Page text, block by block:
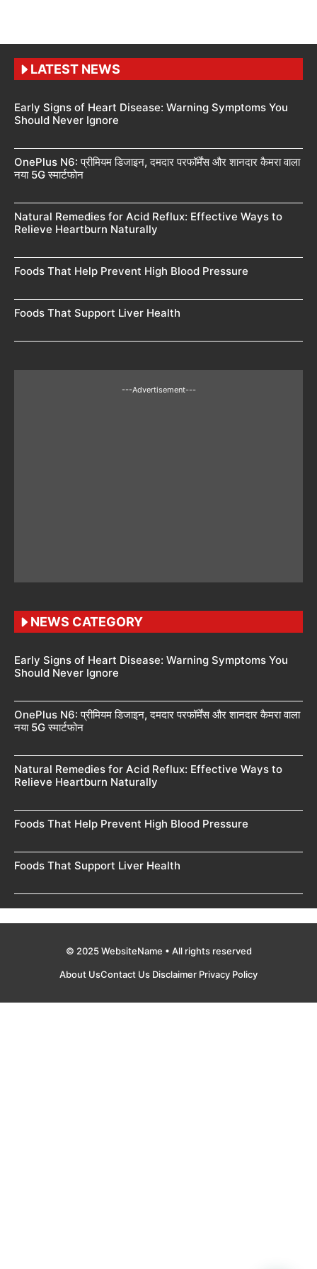
LATEST NEWS
Early Signs of Heart Disease: Warning Symptoms You
Should Never Ignore
OnePlus N6: प्रीमियम डिजाइन, दमदार परफॉर्मेंस और शानदार कैमरा वाला
नया 5G स्मार्टफोन
Natural Remedies for Acid Reflux: Effective Ways to
Relieve Heartburn Naturally
Foods That Help Prevent High Blood Pressure
Foods That Support Liver Health
---Advertisement---
NEWS CATEGORY
Early Signs of Heart Disease: Warning Symptoms You
Should Never Ignore
OnePlus N6: प्रीमियम डिजाइन, दमदार परफॉर्मेंस और शानदार कैमरा वाला
नया 5G स्मार्टफोन
Natural Remedies for Acid Reflux: Effective Ways to
Relieve Heartburn Naturally
Foods That Help Prevent High Blood Pressure
Foods That Support Liver Health
© 2025 WebsiteName • All rights reserved
About UsContact Us Disclaimer Privacy Policy